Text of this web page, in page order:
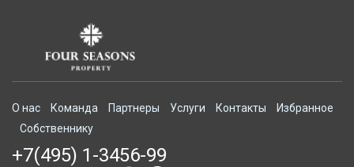
О нас Команда Партнеры Услуги Контакты
Избранное
Собственнику
+7(495) 1-3456-99